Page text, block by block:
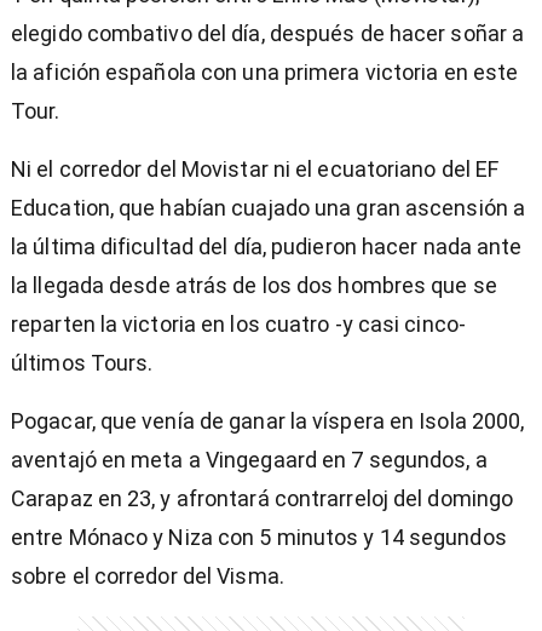
elegido combativo del día, después de hacer soñar a
la afición española con una primera victoria en este
Tour.
Ni el corredor del Movistar ni el ecuatoriano del EF
Education, que habían cuajado una gran ascensión a
la última dificultad del día, pudieron hacer nada ante
la llegada desde atrás de los dos hombres que se
reparten la victoria en los cuatro -y casi cinco-
últimos Tours.
Pogacar, que venía de ganar la víspera en Isola 2000,
aventajó en meta a Vingegaard en 7 segundos, a
Carapaz en 23, y afrontará contrarreloj del domingo
entre Mónaco y Niza con 5 minutos y 14 segundos
sobre el corredor del Visma.